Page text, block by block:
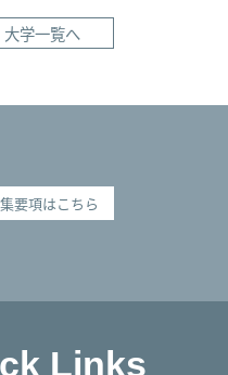
大学一覧へ
要項はこちら
Links